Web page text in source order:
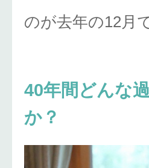
のが去年の12月
40年間どんな
か？